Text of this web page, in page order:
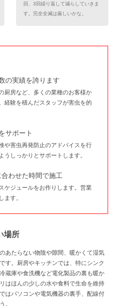
回、3回繰り返して減らしていきま
す。完全全滅は厳しいかな。
の実績を誇ります
厨房など、多くの業種のお客様か
経験を積んだスタッフが害虫を的
サポート
や害虫再発防止のアドバイスを行
うしっかりとサポートします。
わせた時間で施工
ケジュールをお作りします。営業
ます。
場所
あたらない物陰や隙間、暖かくて湿気
す。厨房やキッチンでは、特にシンク
蔵庫や食洗機など電化製品の裏も暖か
はほんの少しの水や食料で生命を維持
はパソコンや電気機器の裏手、配線付
。